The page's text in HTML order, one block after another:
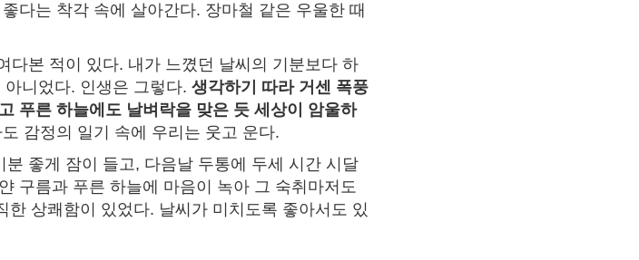
다는 착각 속에 살아간다. 장마철 같은 우울한 때
다본 적이 있다. 내가 느꼈던 날씨의 기분보다 하
니었다. 인생은 그렇다. 생각하기 따라 거센 폭풍
푸른 하늘에도 날벼락을 맞은 듯 세상이 암울하
감정의 일기 속에 우리는 웃고 운다.
좋게 잠이 들고, 다음날 두통에 두세 시간 시달
구름과 푸른 하늘에 마음이 녹아 그 숙취마저도
상쾌함이 있었다. 날씨가 미치도록 좋아서도 있